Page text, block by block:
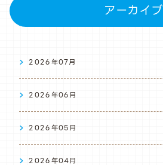
アーカイブ
2026年07月
2026年06月
2026年05月
2026年04月